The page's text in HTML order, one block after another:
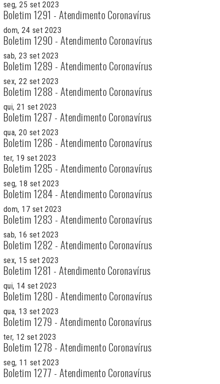
seg, 25 set 2023
Boletim 1291 - Atendimento Coronavírus
dom, 24 set 2023
Boletim 1290 - Atendimento Coronavírus
sab, 23 set 2023
Boletim 1289 - Atendimento Coronavírus
sex, 22 set 2023
Boletim 1288 - Atendimento Coronavírus
qui, 21 set 2023
Boletim 1287 - Atendimento Coronavírus
qua, 20 set 2023
Boletim 1286 - Atendimento Coronavírus
ter, 19 set 2023
Boletim 1285 - Atendimento Coronavírus
seg, 18 set 2023
Boletim 1284 - Atendimento Coronavírus
dom, 17 set 2023
Boletim 1283 - Atendimento Coronavírus
sab, 16 set 2023
Boletim 1282 - Atendimento Coronavírus
sex, 15 set 2023
Boletim 1281 - Atendimento Coronavírus
qui, 14 set 2023
Boletim 1280 - Atendimento Coronavírus
qua, 13 set 2023
Boletim 1279 - Atendimento Coronavírus
ter, 12 set 2023
Boletim 1278 - Atendimento Coronavírus
seg, 11 set 2023
Boletim 1277 - Atendimento Coronavírus